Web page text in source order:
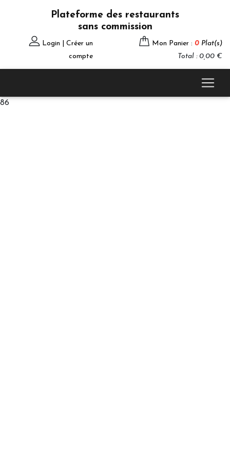
Plateforme des restaurants
sans commission
Login | Créer un
compte
Mon Panier : 0 Plat(s)
Total : 0,00 €
86